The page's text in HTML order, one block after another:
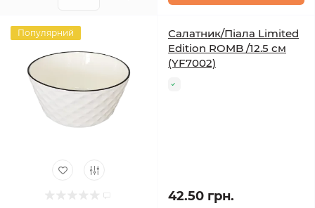
Популярний
Салатник/Піала Limited
Edition ROMB /12.5 см
(YF7002)
42.50 грн.